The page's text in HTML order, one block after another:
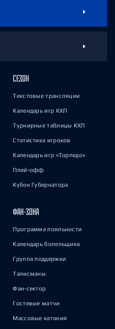
СЕЗОН
Текстовые трансляции
Календарь игр КХЛ
Турнирные таблицы КХЛ
Статистика игроков
Календарь игр «Торпедо»
Плей-офф
Кубок Губернатора
ФАН-ЗОНА
Программа лояльности
Календарь болельщика
Группа поддержки
Талисманы
Фан-сектор
Гостевые матчи
Массовые катания